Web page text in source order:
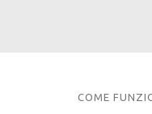
COME